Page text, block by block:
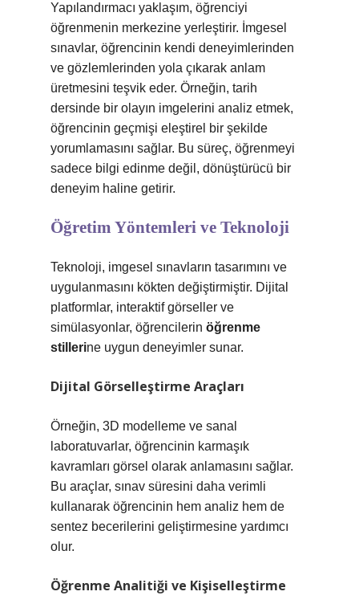
Yapılandırmacı yaklaşım, öğrenciyi
öğrenmenin merkezine yerleştirir. İmgesel
sınavlar, öğrencinin kendi deneyimlerinden
ve gözlemlerinden yola çıkarak anlam
üretmesini teşvik eder. Örneğin, tarih
dersinde bir olayın imgelerini analiz etmek,
öğrencinin geçmişi eleştirel bir şekilde
yorumlamasını sağlar. Bu süreç, öğrenmeyi
sadece bilgi edinme değil, dönüştürücü bir
deneyim haline getirir.
Öğretim Yöntemleri ve Teknoloji
Teknoloji, imgesel sınavların tasarımını ve
uygulanmasını kökten değiştirmiştir. Dijital
platformlar, interaktif görseller ve
simülasyonlar, öğrencilerin öğrenme
stillerine uygun deneyimler sunar.
Dijital Görselleştirme Araçları
Örneğin, 3D modelleme ve sanal
laboratuvarlar, öğrencinin karmaşık
kavramları görsel olarak anlamasını sağlar.
Bu araçlar, sınav süresini daha verimli
kullanarak öğrencinin hem analiz hem de
sentez becerilerini geliştirmesine yardımcı
olur.
Öğrenme Analitiği ve Kişiselleştirme